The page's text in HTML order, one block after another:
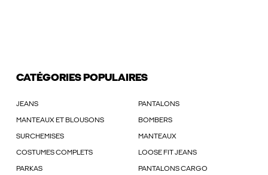
CATÉGORIES POPULAIRES
JEANS PANTALONS
MANTEAUX ET BLOUSONS BOMBERS
SURCHEMISES MANTEAUX
COSTUMES COMPLETS LOOSE FIT JEANS
PARKAS PANTALONS CARGO